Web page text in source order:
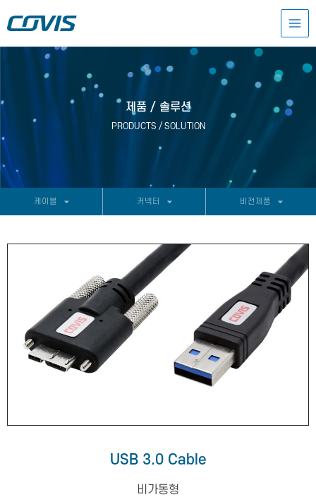
츠
제품 / 솔루션
PRODUCTS / SOLUTION
케이블 커넥터 비전제품
USB 3.0 Cable
비가동형